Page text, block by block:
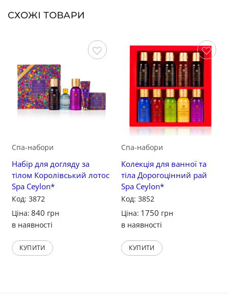
СХОЖІ ТОВАРИ
Спа-набори
Набір для догляду за
тілом Королівський лотос
Spa Ceylon*
Код: 3872
Ціна: 840 грн
в наявності
КУПИТИ
Зберегти
Спа-набори
Колекція для ванної та
тіла Дорогоцінний рай
Spa Ceylon*
Код: 3852
Ціна: 1750 грн
в наявності
КУПИТИ